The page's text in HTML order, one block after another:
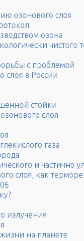
озонового слоя
озона
чистого
с проблемой
слоя в России
стойки
слоя
газа
и частично
слоя, как
излучения
на планете